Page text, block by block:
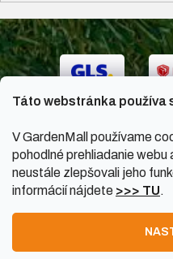
Táto webstránka používa
V GardenMall používame
pohodlné prehliadanie
neustále zlepšovali jeho
informácií nájdete >>> TU.